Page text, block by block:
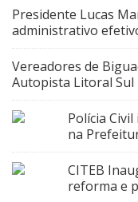
Presidente Lucas
administrativo
Vereadores de
Autopista Litoral Sul
Polícia
na
CITEB
reforma e